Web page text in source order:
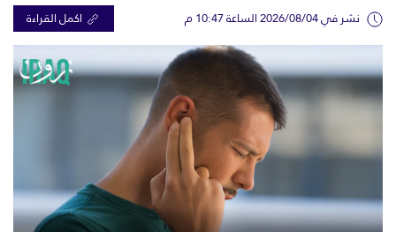
نشر في 2026/08/04 الساعة 10:47 م اكمل القراءة